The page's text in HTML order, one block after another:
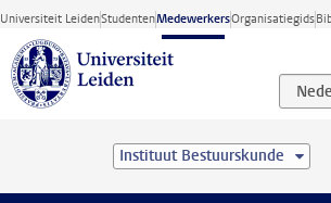
Ga direct naar de inhoud
Universiteit LeidenStudentenMedewerkersOrganisatiegids
Instituut Bestuurskunde